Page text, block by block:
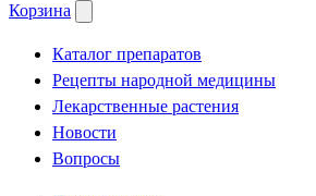
Корзина
Каталог препаратов
Рецепты народной медицины
Лекарственные растения
Новости
Вопросы